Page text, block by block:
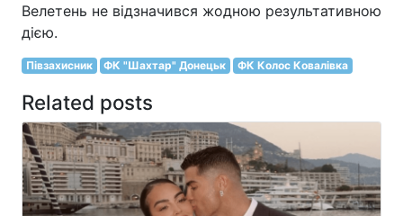
Велетень не відзначився жодною результативною
дією.
Півзахисник ФК "Шахтар" Донецьк ФК Колос Ковалівка
Related posts